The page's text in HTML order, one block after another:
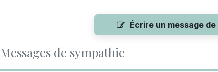
Écrire un message
Messages de sympathie